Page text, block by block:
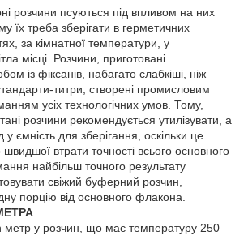
розчини псуються під впливом на них
їх треба зберігати в герметичних
за кімнатної температури, у
місці. Розчини, приготовані
із фіксанів, набагато слабкіші, ніж
титри, створені промисловим
усіх технологічних умов. Тому,
розчини рекомендується утилізувати, а
ємність для зберігання, оскільки це
втрати точності всього основного
найбільш точного результату
свіжий буферний розчин,
порцію від основного флакона.
у розчин, що має температуру 250